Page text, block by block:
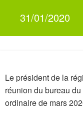
31/01/2020
Le président de la
réunion du bureau
ordinaire de mars